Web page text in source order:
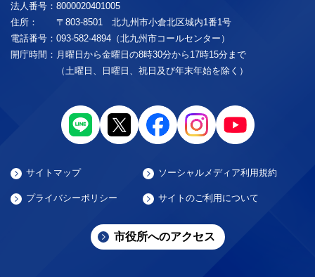
法人番号： 8000020401005
住所：
〒803-8501 北九州市小倉北区城内1番1号
電話番号： 093-582-4894（北九州市コールセンター）
開庁時間： 月曜日から金曜日の8時30分から17時15分まで
（土曜日、日曜日、祝日及び年末年始を除く）
サイトマップ ソーシャルメディア利用規約
プライバシーポリシー サイトのご利用について
市役所へのアクセス